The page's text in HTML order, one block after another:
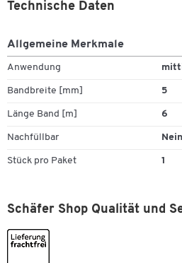
Technische Daten
Allgemeine Merkmale
Anwendung
Bandbreite [mm] 5
Länge Band [m] 6
Nachfüllbar Nein
Stück pro Paket 1
Schäfer Shop Qualität und